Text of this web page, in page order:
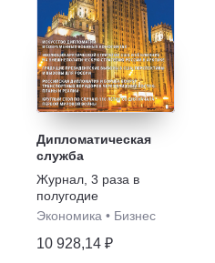
Дипломатическая
служба
Журнал 3 раза в
полугодие
Экономика • Бизнес
10 928,14 ₽